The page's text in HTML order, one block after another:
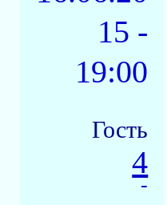
15 -
19:00
Гость
4
-